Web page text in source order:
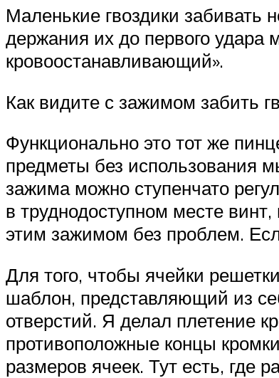
Маленькие гвоздики забивать
держания их до первого удара
кровоостанавливающий».
Как видите с зажимом забить
Функционально это тот же
предметы без использования
зажима можно ступенчато
в труднодоступном месте
этим зажимом без проблем.
Для того, чтобы ячейки
шаблон, представляющий из
отверстий. Я делал плетение
противоположные концы
размеров ячеек. Тут есть, где